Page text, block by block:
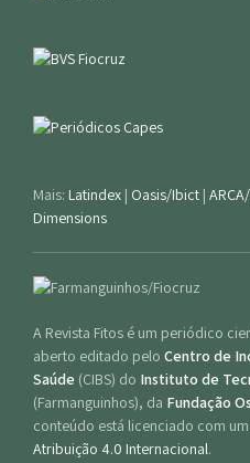
Mais: Latindex | Oasis/Ibict |
Dimensions
A Revista Fitos é um periódico
aberto editado pelo Centro de
Saúde (CIBS) do Instituto de
(Farmanguinhos), da Fundação
conteúdo está licenciado com
Atribuição 4.0 Internacional.